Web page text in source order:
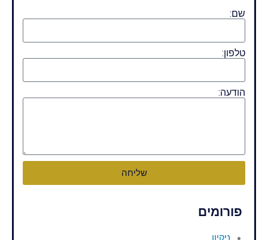
שם:
טלפון:
הודעה:
שליחה
פורומים